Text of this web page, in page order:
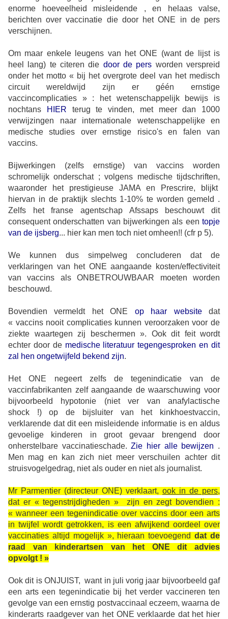
enorme hoeveelheid misleidende , en helaas valse,
berichten over vaccinatie die door het ONE in de pers
verschijnen.
Om maar enkele leugens van het ONE (want de lijst is
heel lang) te citeren die door de pers worden verspreid
onder het motto « bij het overgrote deel van het medisch
circuit wereldwijd zijn er géén ernstige
vaccincomplicaties » : het wetenschappelijk bewijs is
nochtans
HIER
terug te vinden, met meer dan 1000
verwijzingen naar internationale wetenschappelijke en
medische studies over ernstige risico's en falen van
vaccins.
Bijwerkingen (zelfs ernstige) van vaccins worden
schromelijk onderschat ; volgens medische tijdschriften,
waaronder het prestigieuse JAMA en Prescrire, blijkt
hiervan in de praktijk slechts 1-10% te worden gemeld .
Zelfs het franse agentschap Afssaps beschouwt dit
consequent onderschatten van bijwerkingen als een topje
van de ijsberg... hier kan men toch niet omheen!! (cfr p 5).
We kunnen dus simpelweg concluderen dat de
verklaringen van het ONE aangaande kosten/effectiviteit
van vaccins als ONBETROUWBAAR moeten worden
beschouwd.
Bovendien vermeldt het ONE op haar websitedat
« vaccins nooit complicaties kunnen veroorzaken voor de
ziekte waartegen zij beschermen ». Ook dit feit wordt
echter door de medische literatuur tegengesproken en dit
zal hen ongetwijfeld bekend zijn.
Het ONE negeert zelfs de tegenindicatie van de
vaccinfabrikanten zelf aangaande de waarschuwing voor
bijvoorbeeld hypotonie (niet ver van anafylactische
shock !) op de bijsluiter van het kinkhoestvaccin,
verklarende dat dit een misleidende informatie is en aldus
gevoelige kinderen in groot gevaar brengend door
onherstelbare vaccinatieschade. Zie hier alle bewijzen .
Men mag en kan zich niet meer verschuilen achter dit
struisvogelgedrag, niet als ouder en niet als journalist.
Mr Parmentier (directeur ONE) verklaart, ook in de pers,
dat er « tegenstrijdigheden »
zijn en zegt bovendien :
« wanneer een tegenindicatie over vaccins door een arts
in twijfel wordt getrokken, is een afwijkend oordeel over
vaccinaties altijd mogelijk », hieraan toevoegenddat de
raad van kinderartsen van het ONE dit advies
opvolgt ! »
Ook dit is ONJUIST, want in juli vorig jaar bijvoorbeeld gaf
een arts een tegenindicatie bij het verder vaccineren ten
gevolge van een ernstig postvaccinaal eczeem, waarna de
kinderarts raadgever van het ONE verklaarde dat het hier